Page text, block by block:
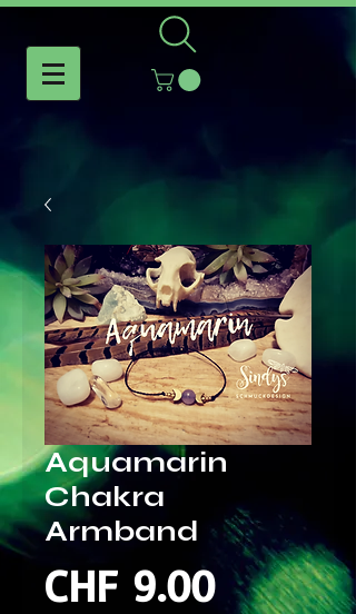
Aquamarin
Chakra
Armband
CHF 9.00Preis